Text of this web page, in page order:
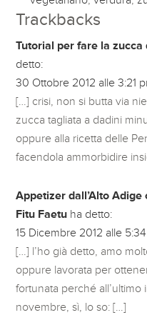
Trackbacks
Tutorial per fare la zucca
detto:
30 Ottobre 2012 alle 3:21
[…] crisi, non si butta via
zucca tagliata a dadini
oppure alla ricetta delle
facendola ammorbidire
Appetizer dall’Alto
Fitu Faetu ha detto:
15 Dicembre 2012 alle
[…] l’ho già detto, amo
oppure lavorata per
fortunata perché all’ultimo
novembre, sì, lo so: […]